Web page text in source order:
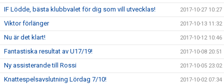
IF Lödde, bästa klubbvalet för dig som vill utvecklas! 2017-10-27 10:27
Viktor förlänger 2017-10-13 11:32
Nu är det klart! 2017-10-12 10:46
Fantastiska resultat av U17/19! 2017-10-08 20:51
Ny assisterande till Rossi 2017-10-05 23:02
Knattespelsavslutning Lördag 7/10! 2017-10-02 07:34